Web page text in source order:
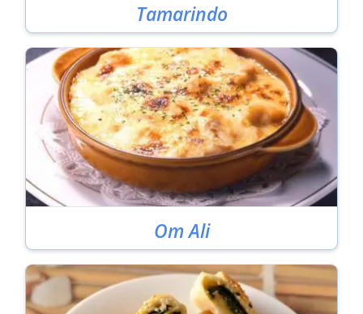
Tamarindo
Om Ali